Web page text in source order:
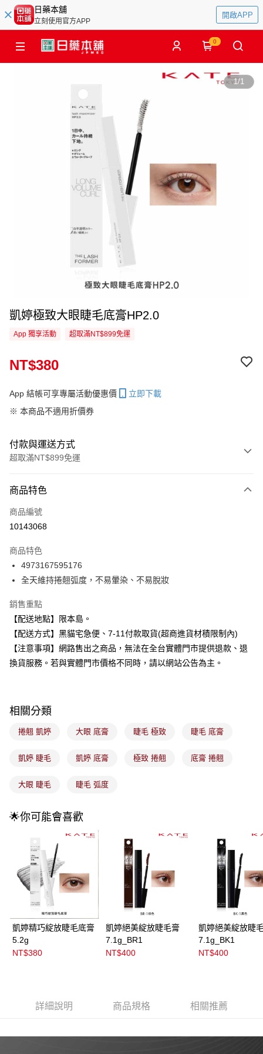
日藥本舖
立刻使用官方APP
開啟APP
0
1/1
凱婷極致大眼睫毛底膏HP2.0
App 獨享活動 超取滿NT$899免運
NT$380
App 結帳可享專屬活動優惠價
立即下載
※ 本商品不適用折價券
付款與運送方式
超取滿NT$899免運
信用卡一次付款
信用卡分期付款
合作金庫商業銀行
華南商業銀行
上海商業儲蓄銀行
台北富邦商業銀行
臺灣中小企業銀行
匯豐（台灣）商業銀行
聯邦商業銀行
遠東國際商業銀行
元大商業銀行
永豐商業銀行
台新國際商業銀行
中國信託商業銀行
LINE Pay
Apple Pay
街口支付
悠遊付
Google Pay
大哥付你分期
相關說明
2.付款方式選擇「大哥付你分期」，訂單成立後會自動跳轉到大哥付的交易
成交易。
消。如遇「轉專審核」未通過狀況，表示未達大哥付你分期系統評分，恕無
【繳款方式說明】
1.分期款項不併入電信帳單，「大哥付你分期」於每月結算日後寄送繳費提
醒簡訊。
2.透過簡訊連結打開帳單後，可選擇「超商條碼／台灣大直營門市／銀行轉
帳／街口支付／iPASS MONEY」等通路繳費。
【注意事項】
1.本服務係由「台灣大哥大股份有限公司」（以下簡稱本公司）所提供，讓
用戶於交易時，得透過本服務購買商品或服務，並由商店將買賣／分期付款
買賣價金債權讓與本公司後，依約使用本公司帳單繳交帳款。
2.基於同意付款使用「大哥付你分期」之契約關係目的，商店將以您的個人
資料（包含姓名、電話或地址）提供予台灣大哥大進項蒐集、處理及利用，
每筆NT$100，滿NT$899(含以上)免運費
付款後全家取貨
每筆NT$100，滿NT$899(含以上)免運費
7-11取貨付款
每筆NT$100，滿NT$899(含以上)免運費
付款後7-11取貨
每筆NT$100，滿NT$899(含以上)免運費
宅配
每筆NT$100，滿NT$399(含以上)免運費
商品特色
商品編號
10143068
商品特色
4973167595176
全天維持捲翹弧度，不易暈染、不易脫妝
銷售重點
【配送地點】限本島。
【配送方式】黑貓宅急便、7-11付款取貨(超商進貨材積限制內)
【注意事項】網路售出之商品，無法在全台實體門市提供退款、退
換貨服務。若與實體門市價格不同時，請以網站公告為主。
相關分類
捲翹 凱婷 大眼 底膏 睫毛 極致 睫毛 底膏
凱婷 睫毛 凱婷 底膏 極致 捲翹 底膏 捲翹
大眼 睫毛 睫毛 弧度
🌟你可能會喜歡
凱婷精巧綻放睫毛底膏
5.2g
NT$380
凱婷絕美綻放睫毛膏
7.1g_BR1
NT$400
凱婷絕美綻放睫
7.1g_BK1
NT$400
詳細說明 商品規格 相關推薦